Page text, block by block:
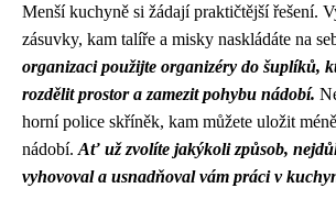
Menší kuchyně si žádají praktičtější řešení.
zásuvky, kam talíře a misky naskládáte na
organizaci použijte organizéry do šuplíků,
rozdělit prostor a zamezit pohybu nádobí.
horní police skříněk, kam můžete uložit
nádobí. Ať už zvolíte jakýkoli způsob,
vyhovoval a usnadňoval vám práci v